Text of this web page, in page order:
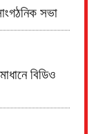
সভা
বিডিও